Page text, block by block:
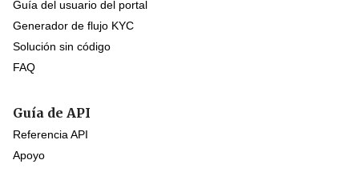
Guía del usuario del portal
Generador de flujo KYC
Solución sin código
FAQ
Guía de API
Referencia API
Apoyo